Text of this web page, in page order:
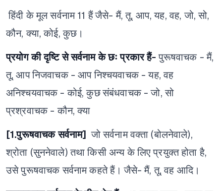
हिंदी के मूल सर्वनाम 11 हैंजैसे- मैं, तू, आप, यह, वह, जो, सो,
कौन, क्या, कोई, कुछ।
प्रयोग की दृष्टि से सर्वनाम के छः प्रकार हैं- पुरूषवाचक - मैं,
तू, आपनिजवाचक - आप निश्चयवाचक - यह, वह
अनिश्चयवाचक - कोई, कुछसंबंधवाचक - जो, सो
प्रश्रवाचक - कौन, क्या
[1.पुरूषवाचक सर्वनाम]
जो सर्वनाम वक्ता (बोलनेवाले),
श्रोता (सुननेवाले) तथा किसी अन्य के लिए प्रयुक्त होता है,
उसे पुरूषवाचक सर्वनाम कहते हैं। जैसे- मैं, तू, वह आदि।